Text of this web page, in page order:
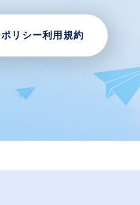
リシー利用規約